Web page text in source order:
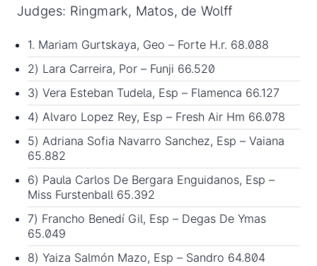
Judges: Ringmark, Matos, de Wolff
1. Mariam Gurtskaya, Geo – Forte H.r. 68.088
2) Lara Carreira, Por – Funji 66.520
3) Vera Esteban Tudela, Esp – Flamenca 66.127
4) Alvaro Lopez Rey, Esp – Fresh Air Hm 66.078
5) Adriana Sofia Navarro Sanchez, Esp – Vaiana
65.882
6) Paula Carlos De Bergara Enguidanos, Esp –
Miss Furstenball 65.392
7) Francho Benedí Gil, Esp – Degas De Ymas
65.049
8) Yaiza Salmón Mazo, Esp – Sandro 64.804